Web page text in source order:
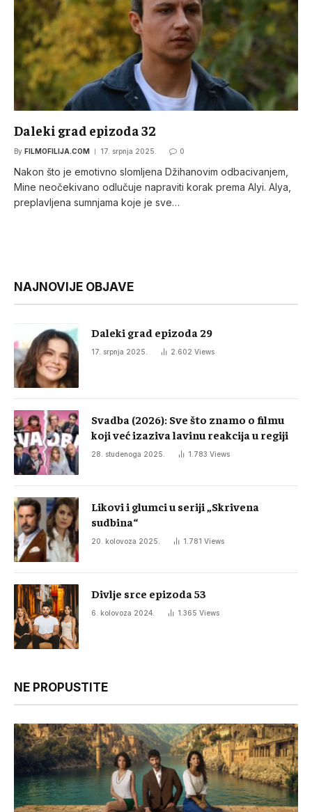
Daleki grad epizoda 32
By FILMOFILIJA.COM 17. srpnja 2025. 0
Nakon što je emotivno slomljena Džihanovim odbacivanjem,
Mine neočekivano odlučuje napraviti korak prema Alyi. Alya,
preplavljena sumnjama koje je sve…
NAJNOVIJE OBJAVE
Daleki grad epizoda 29
17. srpnja 2025. 2.602 Views
Svadba (2026): Sve što znamo o filmu
koji već izaziva lavinu reakcija u regiji
28. studenoga 2025. 1.783 Views
Likovi i glumci u seriji „Skrivena
sudbina“
20. kolovoza 2025. 1.781 Views
Divlje srce epizoda 53
6. kolovoza 2024. 1.365 Views
NE PROPUSTITE